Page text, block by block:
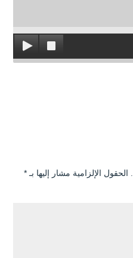
الحقول الإلزامية مشار إليها بـ *